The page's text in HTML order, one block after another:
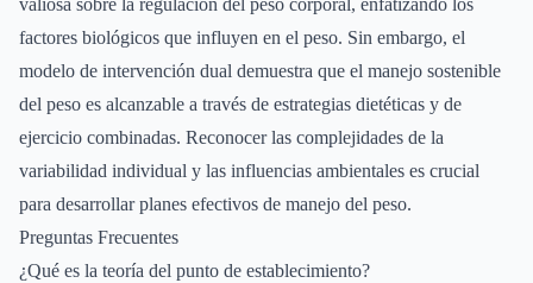
valiosa sobre la regulación del peso corporal, enfatizando los
factores biológicos que influyen en el peso. Sin embargo, el
modelo de intervención dual demuestra que el manejo sostenible
del peso es alcanzable a través de estrategias dietéticas y de
ejercicio combinadas. Reconocer las complejidades de la
variabilidad individual y las influencias ambientales es crucial
para desarrollar planes efectivos de manejo del peso.
Preguntas Frecuentes
¿Qué es la teoría del punto de establecimiento?